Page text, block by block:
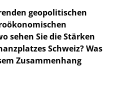
geopolitischen
sehen Sie die Stärken
Schweiz? Was
Zusammenhang